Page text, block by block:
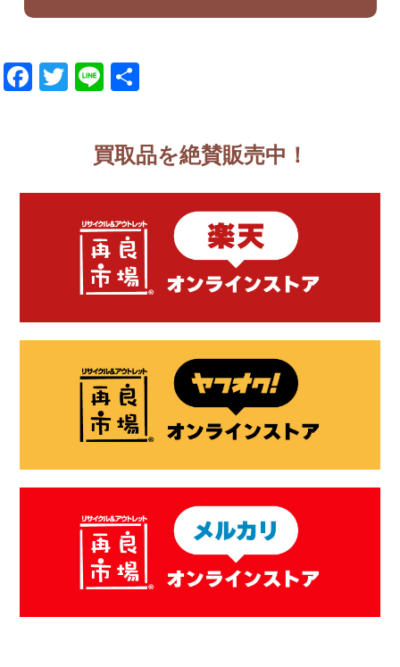
Facebook
Twitter
Line
買取品を絶賛販売中！